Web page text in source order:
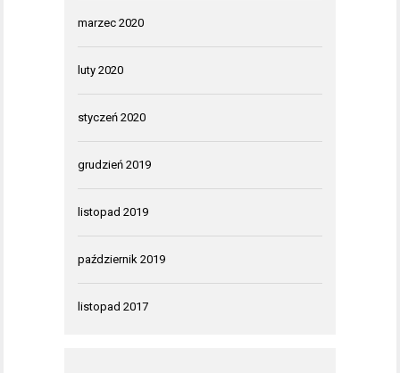
marzec 2020
luty 2020
styczeń 2020
grudzień 2019
listopad 2019
październik 2019
listopad 2017